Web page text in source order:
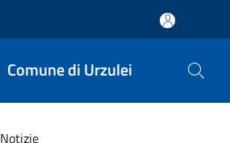
Comune di Urzulei
Notizie